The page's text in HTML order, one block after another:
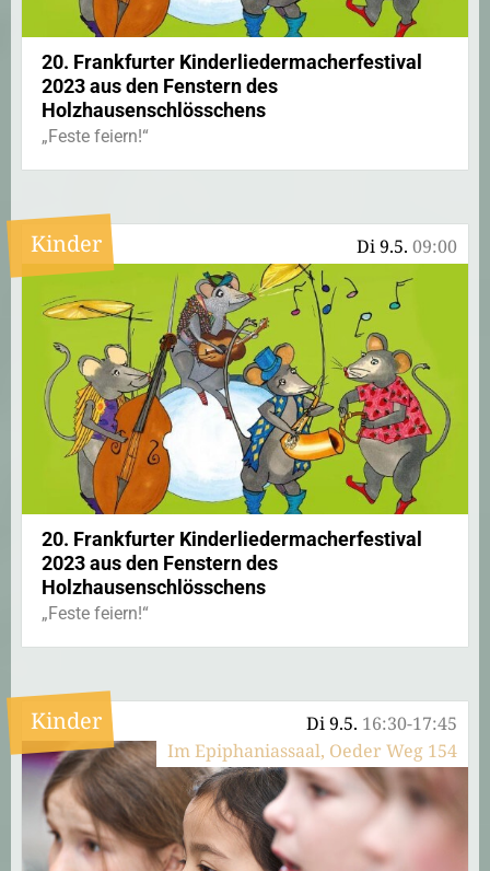
20. Frankfurter Kinderliedermacherfestival
2023 aus den Fenstern des
Holzhausenschlösschens
„Feste feiern!“
Di 9.5. 09:00
Kinder
20. Frankfurter Kinderliedermacherfestival
2023 aus den Fenstern des
Holzhausenschlösschens
„Feste feiern!“
Im Epiphaniassaal, Oeder Weg 154
Di 9.5. 16:30-17:45
Kinder